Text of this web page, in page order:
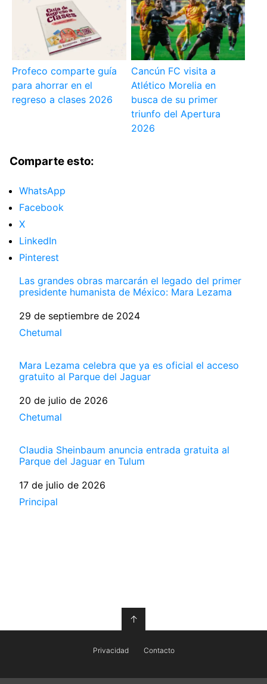
Profeco comparte guía
para ahorrar en el
regreso a clases 2026
Cancún FC visita a
Atlético Morelia en
busca de su primer
triunfo del Apertura
2026
Comparte esto:
WhatsApp
Facebook
X
LinkedIn
Pinterest
Las grandes obras marcarán el legado del primer
presidente humanista de México: Mara Lezama
Fecha
29 de septiembre de 2024
Respecto a
Chetumal
Mara Lezama celebra que ya es oficial el acceso
gratuito al Parque del Jaguar
Fecha
20 de julio de 2026
Respecto a
Chetumal
Claudia Sheinbaum anuncia entrada gratuita al
Parque del Jaguar en Tulum
Fecha
17 de julio de 2026
Respecto a
Principal
↑
Privacidad Contacto